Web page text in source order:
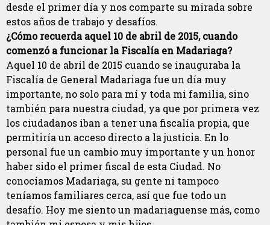
desde el primer día y nos comparte su mirada sobre
estos años de trabajo y desafíos.
¿Cómo recuerda aquel 10 de abril de 2015, cuando
comenzó a funcionar la Fiscalía en Madariaga?
Aquel 10 de abril de 2015 cuando se inauguraba la
Fiscalía de General Madariaga fue un día muy
importante, no solo para mí y toda mi familia, sino
también para nuestra ciudad, ya que por primera vez
los ciudadanos iban a tener una fiscalía propia, que
permitiría un acceso directo a la justicia. En lo
personal fue un cambio muy importante y un honor
haber sido el primer fiscal de esta Ciudad. No
conocíamos Madariaga, su gente ni tampoco
teníamos familiares cerca, así que fue todo un
desafío. Hoy me siento un madariaguense más, como